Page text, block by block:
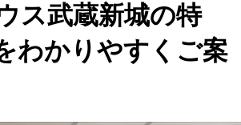
ス武蔵新城の特
わかりやすくご案